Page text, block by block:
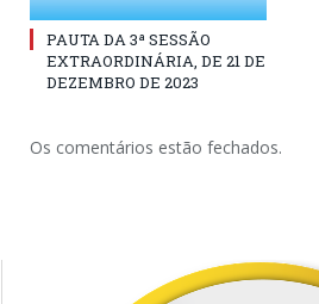
PAUTA DA 3ª SESSÃO
EXTRAORDINÁRIA, DE 21 DE
DEZEMBRO DE 2023
Os comentários estão fechados.